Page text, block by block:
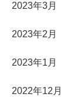
2023年3月
2023年2月
2023年1月
2022年12月